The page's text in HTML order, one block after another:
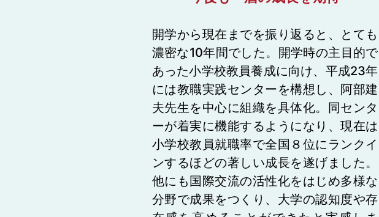
開学から現在までを振り返ると、とても
濃密な10年間でした。開学時の主目的で
あった小学校教員養成に向け、平成23年
には教職実践センターを構想し、阿部建
夫先生を中心に組織を具体化。同センタ
ーが着実に機能するようになり、現在は
小学校教員就職率で全国８位にランクイ
ンするほどの著しい成長を遂げました。
他にも国際交流の活性化をはじめ多様な
分野で成果をつくり、大学の認知度や存